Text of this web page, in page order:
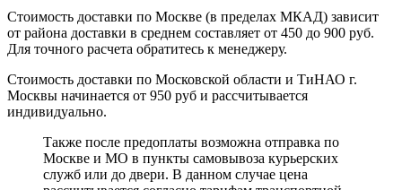
Стоимость доставки по Москве (в пределах МКАД) зависит
от района доставки в среднем составляет от 450 до 900 руб.
Для точного расчета обратитесь к менеджеру.
Стоимость доставки по Московской области и ТиНАО г.
Москвы начинается от 950 руб и рассчитывается
индивидуально.
Также после предоплаты возможна отправка по
Москве и МО в пункты самовывоза курьерских
служб или до двери. В данном случае цена